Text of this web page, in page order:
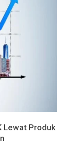
Lewat Produk